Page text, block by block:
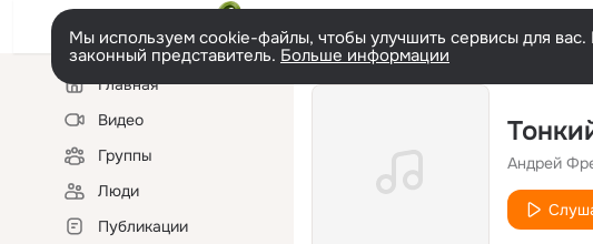
Мы используем cookie-файлы, чтобы улучшить сервисы для
законный представитель. Больше информации
Левая
колонкаГлавная
Видео
Группы
Люди
Публикации
Андрей